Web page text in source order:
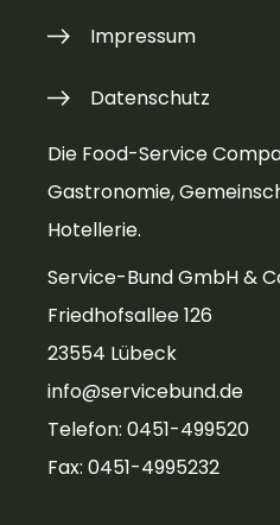
Die Food-Service
Gastronomie,
Hotellerie.
Service-Bund GmbH &
Friedhofsallee 126
23554 Lübeck
info@servicebund.de
Telefon: 0451-499520
Fax: 0451-4995232
Impressum
Datenschutz